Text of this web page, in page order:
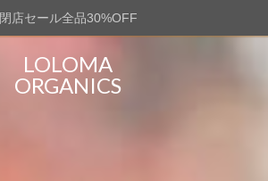
閉店セール全品30%OFF
LOLOMA
ORGANICS